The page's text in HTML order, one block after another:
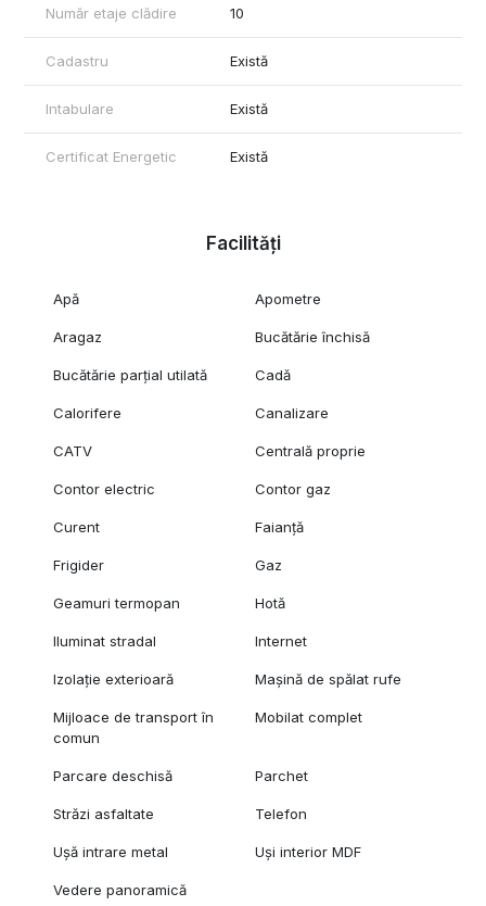
Număr etaje clădire 10
Cadastru Există
Intabulare Există
Certificat Energetic Există
Facilități
Apă Apometre
Aragaz Bucătărie închisă
Bucătărie parțial utilată Cadă
Calorifere Canalizare
CATV Centrală proprie
Contor electric Contor gaz
Curent Faianță
Frigider Gaz
Geamuri termopan Hotă
Iluminat stradal Internet
Izolație exterioară Mașină de spălat rufe
Mijloace de transport în
comun
Mobilat complet
Parcare deschisă Parchet
Străzi asfaltate Telefon
Ușă intrare metal Uși interior MDF
Vedere panoramică